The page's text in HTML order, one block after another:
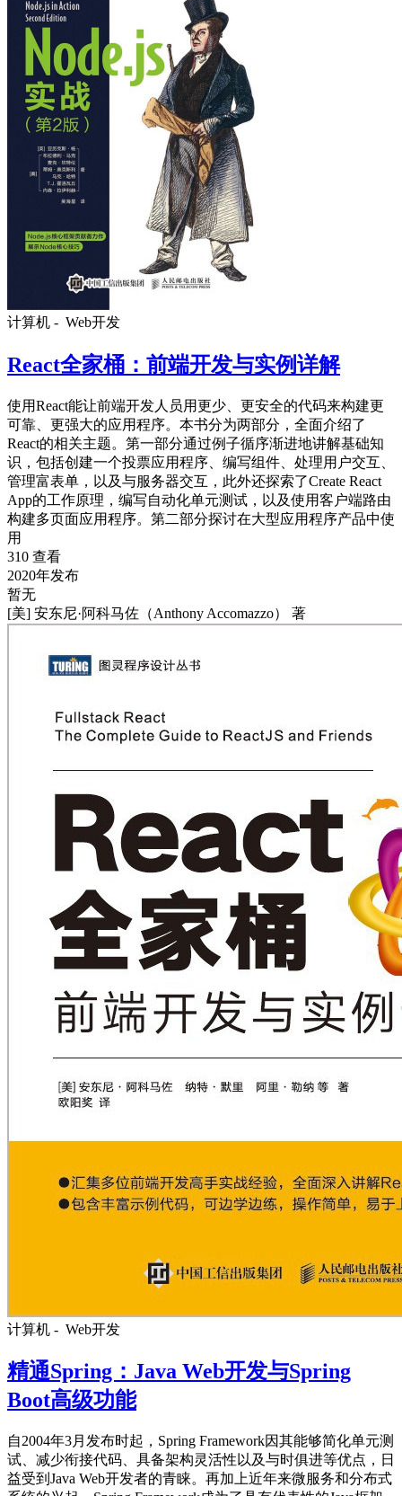
计算机 - Web开发
React全家桶：前端开发与实例详解
使用React能让前端开发人员用更少、更安全的代码来构建更
可靠、更强大的应用程序。本书分为两部分，全面介绍了
React的相关主题。第一部分通过例子循序渐进地讲解基础知
识，包括创建一个投票应用程序、编写组件、处理用户交互、
管理富表单，以及与服务器交互，此外还探索了Create React
App的工作原理，编写自动化单元测试，以及使用客户端路由
构建多页面应用程序。第二部分探讨在大型应用程序产品中使
用
310 查看
2020年发布
暂无
[美] 安东尼·阿科马佐（Anthony Accomazzo） 著
计算机 - Web开发
精通Spring：Java Web开发与Spring
Boot高级功能
自2004年3月发布时起，Spring Framework因其能够简化单元测
试、减少衔接代码、具备架构灵活性以及与时俱进等优点，日
益受到Java Web开发者的青睐。再加上近年来微服务和分布式